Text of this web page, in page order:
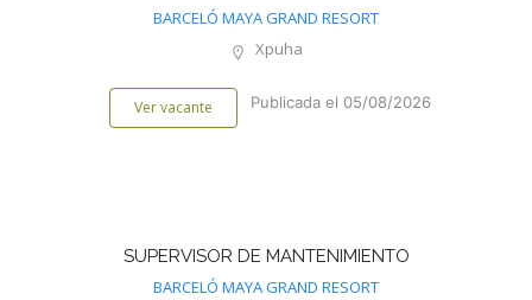
BARCELÓ MAYA GRAND RESORT
Xpuha
Ver vacante Publicada el 05/08/2026
SUPERVISOR DE MANTENIMIENTO
BARCELÓ MAYA GRAND RESORT